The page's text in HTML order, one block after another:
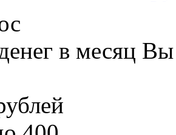
в месяц